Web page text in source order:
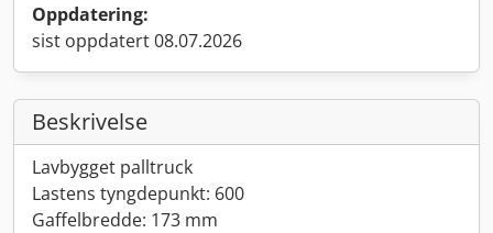
Oppdatering:
sist oppdatert 08.07.2026
Beskrivelse
Lavbygget palltruck
Lastens tyngdepunkt: 600
Gaffelbredde: 173 mm